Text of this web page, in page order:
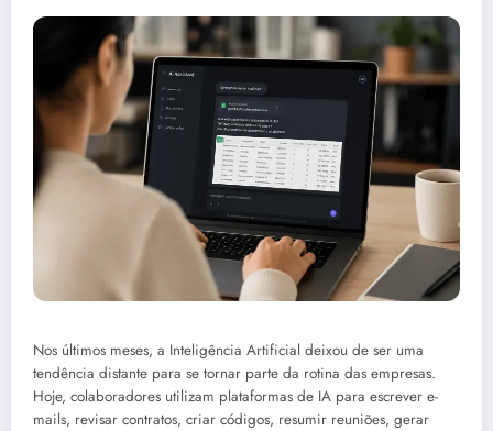
Nos últimos meses, a Inteligência Artificial deixou de ser uma
tendência distante para se tornar parte da rotina das empresas.
Hoje, colaboradores utilizam plataformas de IA para escrever e-
mails, revisar contratos, criar códigos, resumir reuniões, gerar